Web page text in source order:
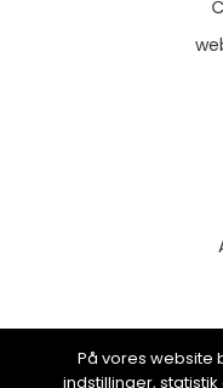
På vores website
indstillinger,